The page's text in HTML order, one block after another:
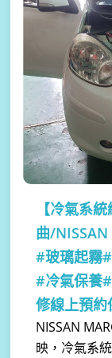
【冷氣系統
曲/
#玻璃起霧
#冷氣保養
修線上預約
NISSAN
映，冷氣系